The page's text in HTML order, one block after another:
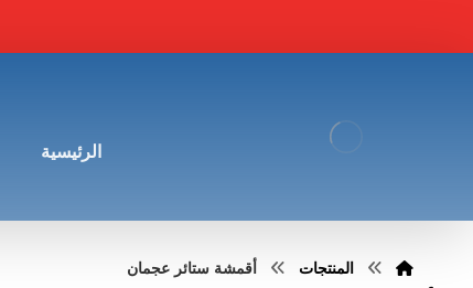
الرئيسية
المنتجات أقمشة ستائر عجمان